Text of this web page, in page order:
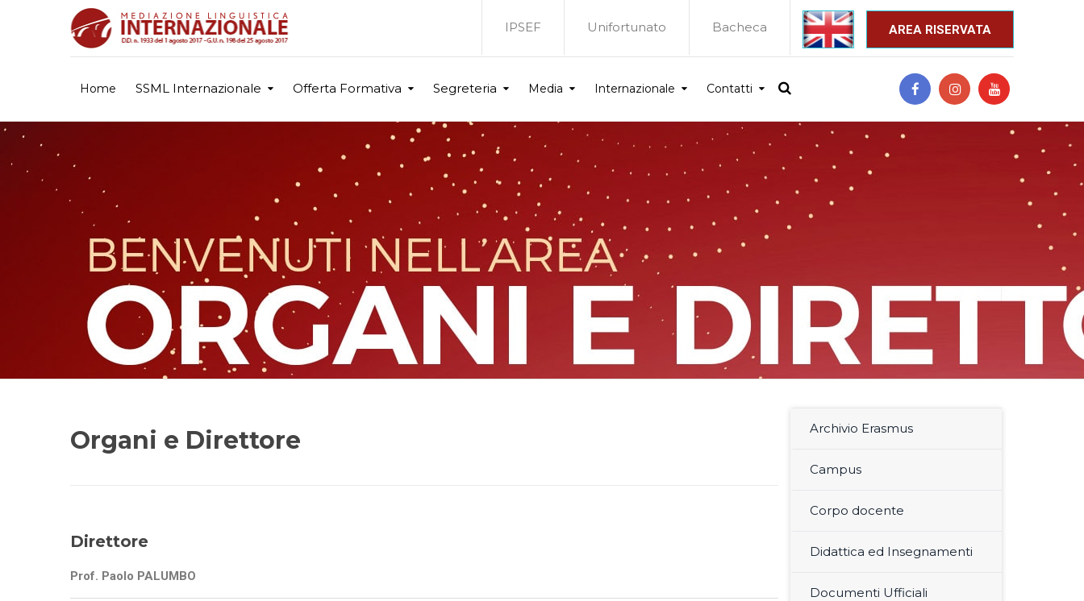
AREA RISERVATA
_
IPSEF Unifortunato Bacheca
Home SSML Internazionale Offerta Formativa Segreteria Media Internazionale Contatti
Organi e Direttore
Direttore
Prof. Paolo PALUMBO
Archivio Erasmus
Campus
Corpo docente
Didattica ed Insegnamenti
Documenti Ufficiali